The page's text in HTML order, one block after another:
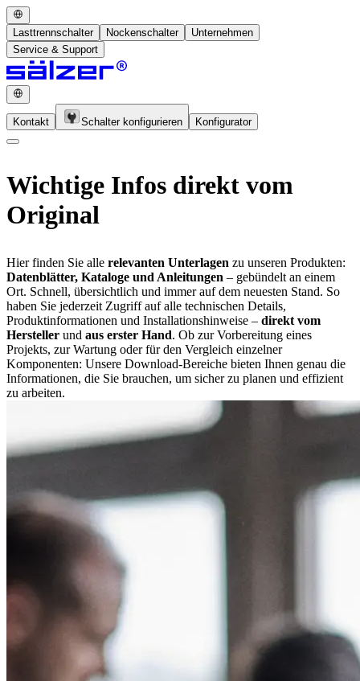
Lasttrennschalter Nockenschalter
Unternehmen
Service & Support
Kontakt Schalter konfigurieren Konfigurator
Wichtige Infos direkt vom
Original
Hier finden Sie alle relevanten Unterlagen zu unseren Produkten:
Datenblätter, Kataloge und Anleitungen – gebündelt an einem
Ort. Schnell, übersichtlich und immer auf dem neuesten Stand. So
haben Sie jederzeit Zugriff auf alle technischen Details,
Produktinformationen und Installationshinweise – direkt vom
Hersteller und aus erster Hand. Ob zur Vorbereitung eines
Projekts, zur Wartung oder für den Vergleich einzelner
Komponenten: Unsere Download-Bereiche bieten Ihnen genau die
Informationen, die Sie brauchen, um sicher zu planen und effizient
zu arbeiten.